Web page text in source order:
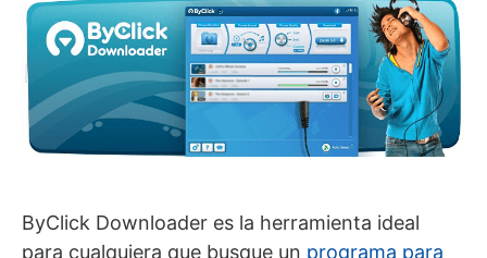
ByClick Downloader es la herramienta ideal
para cualquiera que busque un programa para